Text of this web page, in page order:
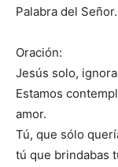
Palabra del Señor.
Oración:
Jesús solo,
Estamos
amor.
Tú, que sólo
tú que brindabas